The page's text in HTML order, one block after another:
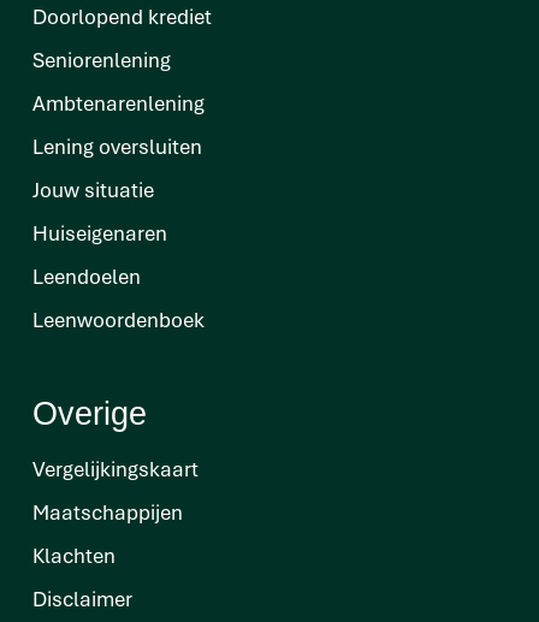
Doorlopend krediet
Seniorenlening
Ambtenarenlening
Lening oversluiten
Jouw situatie
Huiseigenaren
Leendoelen
Leenwoordenboek
Overige
Vergelijkingskaart
Maatschappijen
Klachten
Disclaimer